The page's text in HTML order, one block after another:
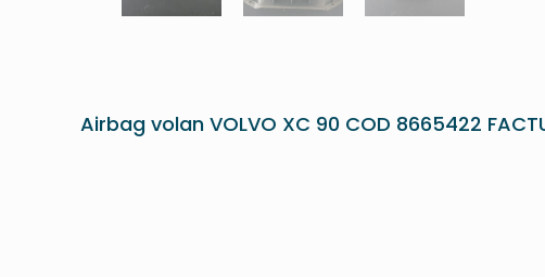
Airbag volan VOLVO XC 90 COD 8665422